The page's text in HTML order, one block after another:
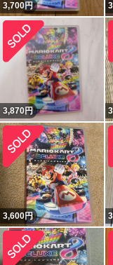
3,700円
3,870円
3,600円